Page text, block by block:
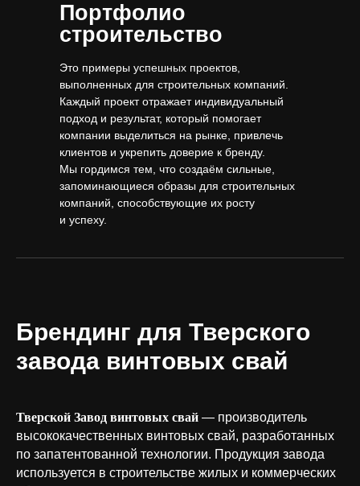
Портфолио
строительство
Это примеры успешных проектов,
выполненных для строительных компаний.
Каждый проект отражает индивидуальный
подход и результат, который помогает
компании выделиться на рынке, привлечь
клиентов и укрепить доверие к бренду.
Мы гордимся тем, что создаём сильные,
запоминающиеся образы для строительных
компаний, способствующие их росту
и успеху.
Брендинг для Тверского
завода винтовых свай
Тверской Завод винтовых свай — производитель
высококачественных винтовых свай, разработанных
по запатентованной технологии. Продукция завода
используется в строительстве жилых и коммерческих